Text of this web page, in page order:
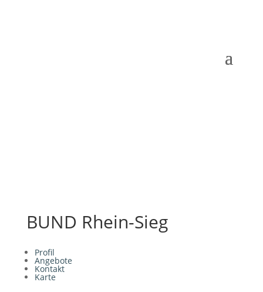
BUND Rhein-Sieg
Profil
Angebote
Kontakt
Karte